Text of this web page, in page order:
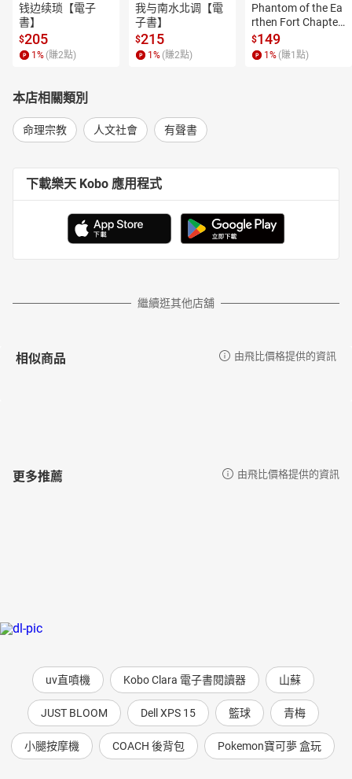
钱边续琐【電子
書】
$205
1 % (賺2點)
我与南水北调【電
子書】
$215
1 % (賺2點)
Phantom of the Ea
rthen Fort Chapter
4【有聲書】
$149
1 % (賺1 點)
本店相關類別
命理宗教 人文社會 有聲書
下載樂天 Kobo 應用程式
繼續逛其他店舖
相似商品 由飛比價格提供的資訊
更多推薦 由飛比價格提供的資訊
uv直噴機 Kobo Clara 電子書閱讀器 山蘇
JUST BLOOM Dell XPS 15 籃球 青梅
小腿按摩機 COACH 後背包 Pokemon寶可夢 盒玩